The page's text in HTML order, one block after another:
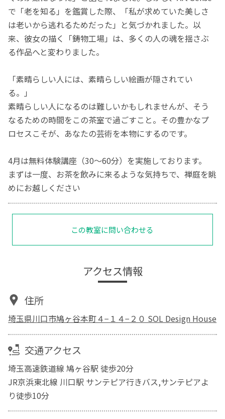
で「老を知る」を鑑賞した際、「私が求めていた美しさ
は老いから逃れるためだった」と気づかれました。以
来、彼女の描く「鋳物工場」は、多くの人の魂を揺さぶ
る作品へと変わりました。
「素晴らしい人には、素晴らしい絵画が隠されてい
る。」
素晴らしい人になるのは難しいかもしれませんが、そう
なるための時間をこの茶室で過ごすこと。その豊かなプ
ロセスこそが、あなたの芸術を本物にするのです。
4月は無料体験講座（30～60分）を実施しております。
まずは一度、お茶を飲みに来るような気持ちで、禅庭を眺
めにお越しください
この教室に問い合わせる
アクセス情報
住所
埼玉県川口市鳩ヶ谷本町４−１４−２０ SOL Design House
交通アクセス
埼玉高速鉄道線 鳩ヶ谷駅 徒歩20分
JR京浜東北線 川口駅 サンテピア行きバス,サンテピアよ
り徒歩10分